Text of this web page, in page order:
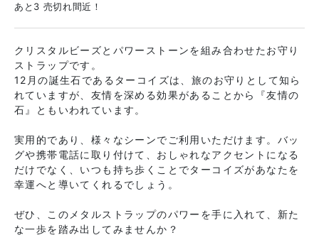
あと3 売切れ間近！
クリスタルビーズとパワーストーンを組み合わせたお守り
ストラップです。
12月の誕生石であるターコイズは、旅のお守りとして知ら
れていますが、友情を深める効果があることから『友情の
石』ともいわれています。
実用的であり、様々なシーンでご利用いただけます。バッ
グや携帯電話に取り付けて、おしゃれなアクセントになる
だけでなく、いつも持ち歩くことでターコイズがあなたを
幸運へと導いてくれるでしょう。
ぜひ、このメタルストラップのパワーを手に入れて、新た
な一歩を踏み出してみませんか？